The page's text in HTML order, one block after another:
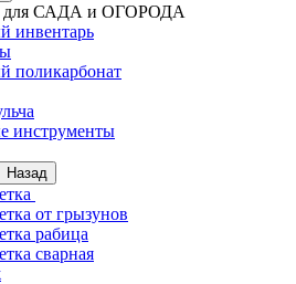
для САДА и ОГОРОДА
инвентарь
поликарбонат
инструменты
Назад
от грызунов
рабица
сварная